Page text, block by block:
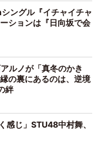
ングル『イチャイチャ
ションは『日向坂で会
ルノが「真冬のかき
の裏にあるのは、逆境
絆
感じ」STU48中村舞、